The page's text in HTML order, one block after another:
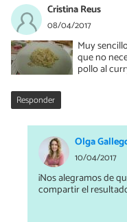
Cristina Reus
08/04/2017
Muy
que no
pollo al
Responder
Olga
10/04/2017
¡Nos alegramos de
compartir el